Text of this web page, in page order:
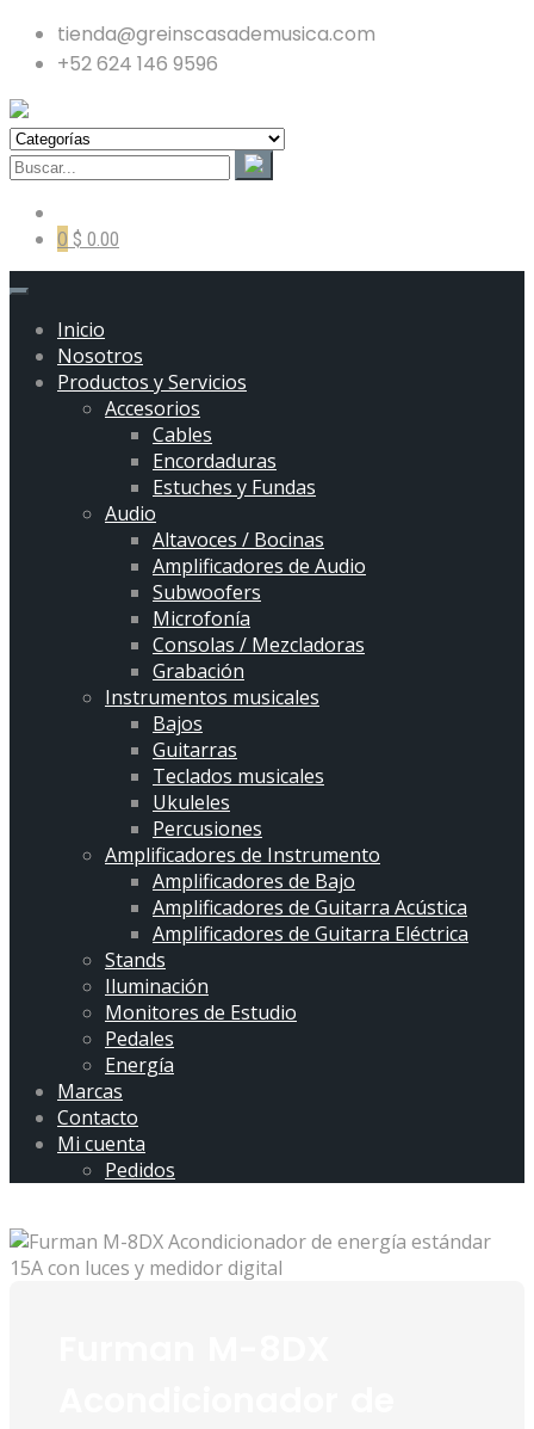
tienda@greinscasademusica.com
+52 624 146 9596
0 $ 0.00
Inicio
Nosotros
Productos y Servicios
Accesorios
Cables
Encordaduras
Estuches y Fundas
Audio
Altavoces / Bocinas
Amplificadores de Audio
Subwoofers
Microfonía
Consolas / Mezcladoras
Grabación
Instrumentos musicales
Bajos
Guitarras
Teclados musicales
Ukuleles
Percusiones
Amplificadores de Instrumento
Amplificadores de Bajo
Amplificadores de Guitarra Acústica
Amplificadores de Guitarra Eléctrica
Stands
Iluminación
Monitores de Estudio
Pedales
Energía
Marcas
Contacto
Mi cuenta
Pedidos